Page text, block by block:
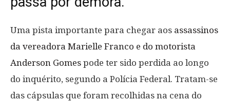
Uma pista importante para chegar aos assassinos
da vereadora Marielle Franco e do motorista
Anderson Gomes pode ter sido perdida ao longo
do inquérito, segundo a Polícia Federal. Tratam-se
das cápsulas que foram recolhidas na cena do